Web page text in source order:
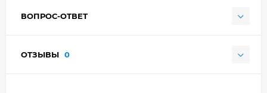
ВОПРОС-ОТВЕТ
ОТЗЫВЫ 0